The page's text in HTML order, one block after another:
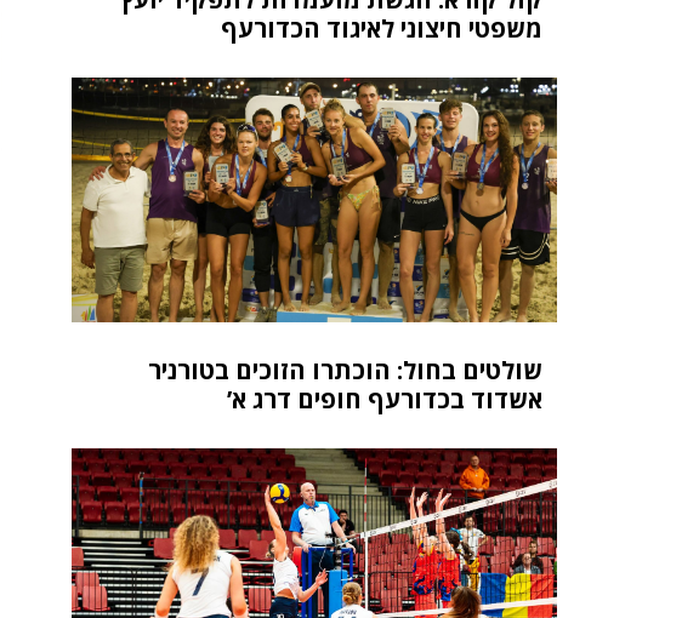
משפטי חיצוני לאיגוד הכדורעף
שולטים בחול: הוכתרו הזוכים בטורניר
אשדוד בכדורעף חופים דרג א’